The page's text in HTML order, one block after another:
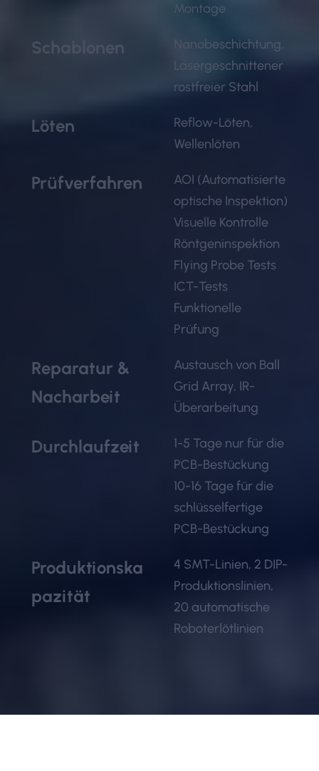
Montage
Schablonen
Nanobeschichtung,
Lasergeschnittener
rostfreier Stahl
Löten
Reflow-Löten,
Wellenlöten
Prüfverfahren
AOI (Automatisierte
optische Inspektion)
Visuelle Kontrolle
Röntgeninspektion
Flying Probe Tests
ICT-Tests
Funktionelle
Prüfung
Reparatur &
Nacharbeit
Austausch von Ball
Grid Array, IR-
Überarbeitung
Durchlaufzeit
1-5 Tage nur für die
PCB-Bestückung
10-16 Tage für die
schlüsselfertige
PCB-Bestückung
Produktionska
pazität
4 SMT-Linien, 2 DIP-
Produktionslinien,
20 automatische
Roboterlötlinien